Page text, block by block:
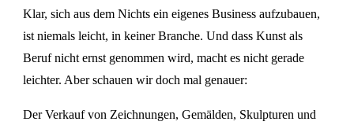
Klar, sich aus dem Nichts ein eigenes Business aufzubauen,
ist niemals leicht, in keiner Branche. Und dass Kunst als
Beruf nicht ernst genommen wird, macht es nicht gerade
leichter. Aber schauen wir doch mal genauer:
Der Verkauf von Zeichnungen, Gemälden, Skulpturen und